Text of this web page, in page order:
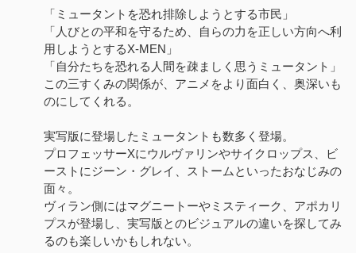
「ミュータントを恐れ排除しようとする市民」
「人びとの平和を守るため、自らの力を正しい方向へ利
用しようとするX-MEN」
「自分たちを恐れる人間を疎ましく思うミュータント」
この三すくみの関係が、アニメをより面白く、奥深いも
のにしてくれる。
実写版に登場したミュータントも数多く登場。
プロフェッサーXにウルヴァリンやサイクロップス、ビ
ーストにジーン・グレイ、ストームといったおなじみの
面々。
ヴィラン側にはマグニートーやミスティーク、アポカリ
プスが登場し、実写版とのビジュアルの違いを探してみ
るのも楽しいかもしれない。